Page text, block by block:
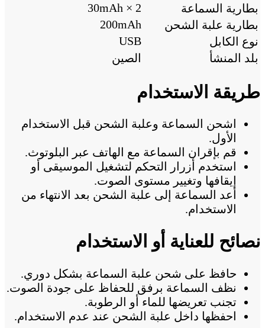
بطارية السماعة
30mAh × 2
بطارية علبة الشحن
200mAh
نوع الكابل
USB
بلد المنشأ
الصين
طريقة الاستخدام
اشحن السماعة وعلبة الشحن قبل الاستخدام
الأول.
قم بإقران السماعة مع الهاتف عبر البلوتوث.
استخدم أزرار التحكم لتشغيل الموسيقى أو
إيقافها وتغيير مستوى الصوت.
أعد السماعة إلى علبة الشحن بعد الانتهاء من
الاستخدام.
نصائح للعناية أو الاستخدام
حافظ على شحن علبة السماعة بشكل دوري.
نظف السماعة برفق للحفاظ على جودة الصوت.
تجنب تعريضها للماء أو الرطوبة.
احفظها داخل علبة الشحن عند عدم الاستخدام.